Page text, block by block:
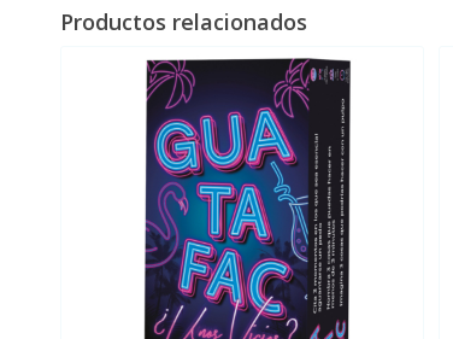
Productos relacionados